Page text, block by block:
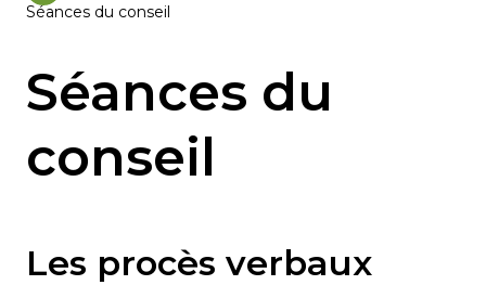
Séances du conseil
Séances du
conseil
Les procès verbaux